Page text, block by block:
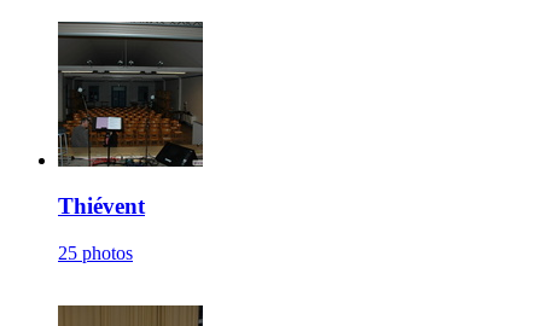
Thiévent
25 photos